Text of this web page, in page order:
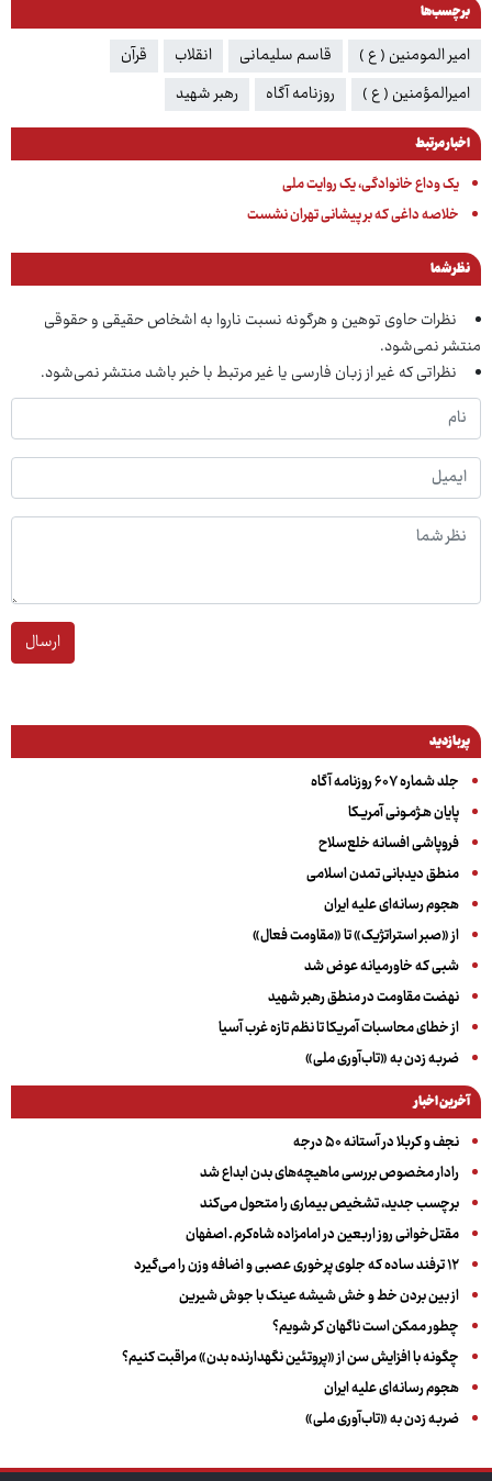
برچسب‌ها
امیر المومنین ( ع ) قاسم سلیمانی انقلاب
قرآن
امیرالمؤمنین ( ع )
روزنامه آگاه رهبر شهید
اخبار مرتبط
یک وداع خانوادگی، یک روایت ملی
خلاصه داغی که بر پیشانی تهران نشست
نظر شما
نظرات حاوی توهین و هرگونه نسبت ناروا به اشخاص حقیقی و حقوقی
منتشر نمی‌شود.
نظراتی که غیر از زبان فارسی یا غیر مرتبط با خبر باشد منتشر نمی‌شود.
ارسال
پربازدید
جلد شماره ۶۰۷ روزنامه آگاه
پایان هـژمـونی آمریـکا
فروپاشی افسانه خلع‌سلاح
منطق دیدبانی تمدن اسلامی
هجوم رسانه‌ای علیه ایران
از «صبر استراتژیک» تا «مقاومت فعال»
شبی که خاورمیانه عوض شد
نهضت مقاومت در منطق رهبر شهید
از خطای محاسبات آمریکا تا نظم تازه غرب آسیا
ضربه زدن به «تاب‌آوری ملی»
آخرین اخبار
نجف و کربلا در آستانه ۵۰ درجه
رادار مخصوص بررسی ماهیچه‌های بدن ابداع شد
برچسب جدید، تشخیص بیماری را متحول می‌کند
مقتل‌خوانی روز اربعین در امامزاده شاه‌کرم ـ اصفهان
۱۲ ترفند ساده که جلوی پرخوری عصبی و اضافه ‌وزن را می‌گیرد
از بین بردن خط و خش شیشه عینک با جوش شیرین
چطور ممکن است ناگهان کر شویم؟
چگونه با افزایش سن از «پروتئین نگهدارنده بدن» مراقبت کنیم؟
هجوم رسانه‌ای علیه ایران
ضربه زدن به «تاب‌آوری ملی»